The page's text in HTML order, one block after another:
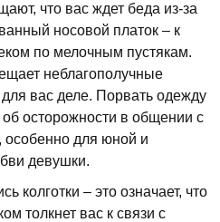
что вас ждет беда из-за
носовой платок – к
по мелочным пустякам.
неблагополучные
вас деле. Порвать одежду
осторожности в общении с
для юной и
девушки.
колготки – это означает, что
толкнет вас к связи с